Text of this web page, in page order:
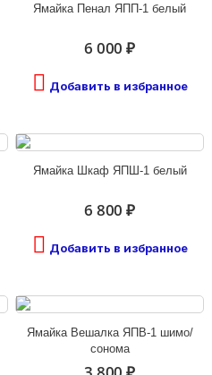
Ямайка Пенал ЯПП-1 белый
6 000 ₽
Добавить в избранное
Ямайка Шкаф ЯПШ-1 белый
6 800 ₽
Добавить в избранное
Ямайка Вешалка ЯПВ-1 шимо/
сонома